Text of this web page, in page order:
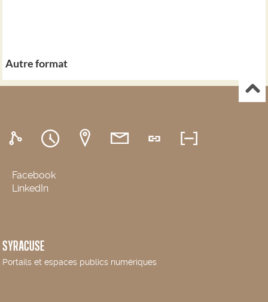
Autre format
Facebook
LinkedIn
SYRACUSE
Portails et espaces publics numériques